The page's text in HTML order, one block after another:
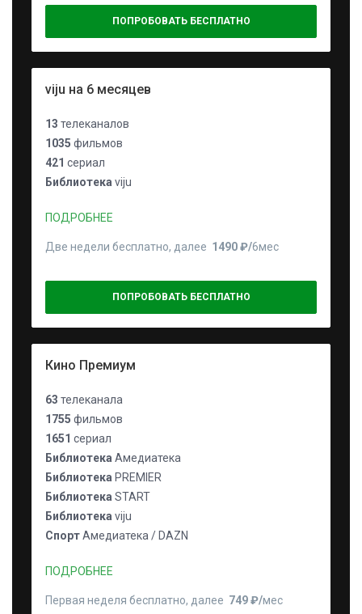
ПОПРОБОВАТЬ БЕСПЛАТНО
viju на 6 месяцев
13 телеканалов
1035 фильмов
421 сериал
Библиотека viju
ПОДРОБНЕЕ
Две недели бесплатно, далее 1490 ₽⁠/⁠6мес
ПОПРОБОВАТЬ БЕСПЛАТНО
Кино Премиум
63 телеканала
1755 фильмов
1651 сериал
Библиотека Амедиатека
Библиотека PREMIER
Библиотека START
Библиотека viju
СпортАмедиатека / DAZN
ПОДРОБНЕЕ
Первая неделя бесплатно, далее 749 ₽⁠/⁠мес